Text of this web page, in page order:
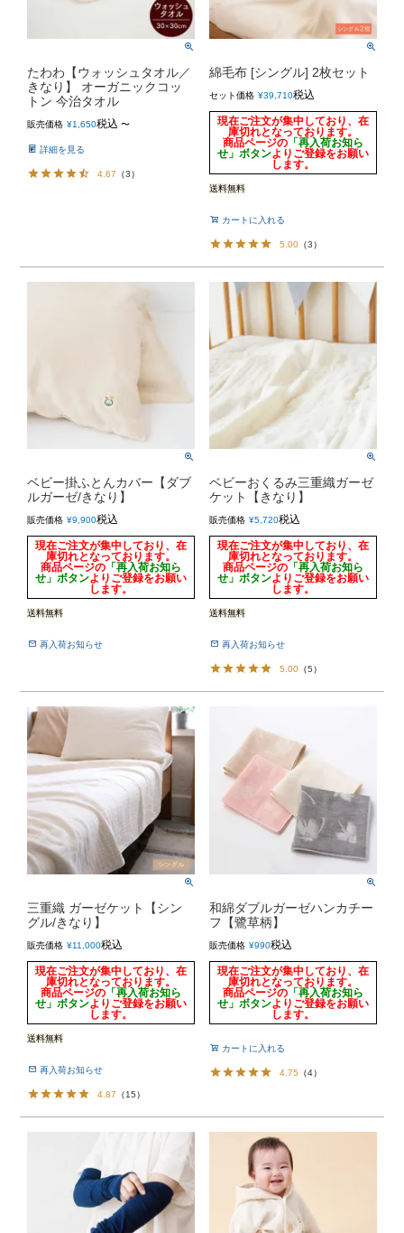
たわわ【ウォッシュタオル／
きなり】 オーガニックコッ
トン 今治タオル
販売価格 ¥1,650税込 〜
詳細を見る
4.67 （3）
綿毛布 [シングル] 2枚セット
セット価格 ¥39,710税込
現在ご注文が集中しており、在
庫切れとなっております。
商品ページの「再入荷お知ら
せ」ボタンよりご登録をお願い
します。
送料無料
カートに入れる
5.00 （3）
ベビー掛ふとんカバー【ダブ
ルガーゼ/きなり】
販売価格 ¥9,900税込
現在ご注文が集中しており、在
庫切れとなっております。
商品ページの 「再入荷お知ら
せ」ボタンよりご登録をお願い
します。
送料無料
再入荷お知らせ
ベビーおくるみ三重織ガーゼ
ケット【きなり】
販売価格 ¥5,720税込
現在ご注文が集中しており、在
庫切れとなっております。
商品ページの「再入荷お知ら
せ」ボタンよりご登録をお願い
します。
送料無料
再入荷お知らせ
5.00 （5）
三重織 ガーゼケット【シン
グル/きなり】
販売価格 ¥11,000税込
現在ご注文が集中しており、在
庫切れとなっております。
商品ページの 「再入荷お知ら
せ」ボタンよりご登録をお願い
します。
送料無料
再入荷お知らせ
4.87 （15）
和綿ダブルガーゼハンカチー
フ【鷺草柄】
販売価格 ¥990税込
現在ご注文が集中しており、在
庫切れとなっております。
商品ページの「再入荷お知ら
せ」ボタンよりご登録をお願い
します。
カートに入れる
4.75 （4）